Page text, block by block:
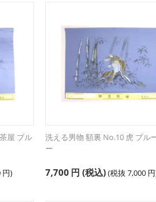
屋 ブル
円)
洗える男物 額裏 No.10 虎 ブル
ー
7,700 円 (税込)(税抜 7,000 円